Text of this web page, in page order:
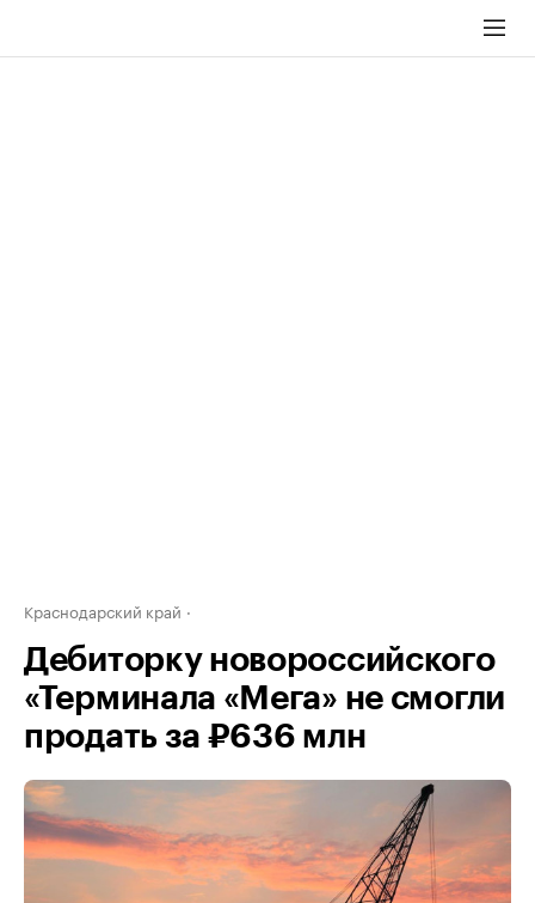
Краснодарский край
Дебиторку новороссийского
«Терминала «Мега» не смогли
продать за ₽636 млн